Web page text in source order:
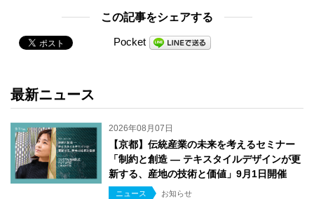
この記事をシェアする
Pocket
最新ニュース
2026年08月07日
【京都】伝統産業の未来を考えるセミナー
「制約と創造 ― テキスタイルデザインが更
新する、産地の技術と価値」9月1日開催
ニュース お知らせ